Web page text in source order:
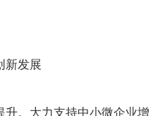
发展
。大力支持中小微企业增